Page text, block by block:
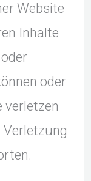
Website
Inhalte
oder
verletzen